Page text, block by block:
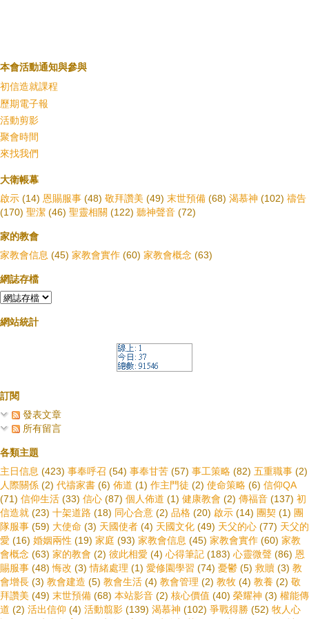
本會活動通知與參與
初信造就課程
歷期電子報
活動剪影
聚會時間
來找我們
大衛帳幕
啟示 (14) 恩賜服事 (48) 敬拜讚美 (49) 末世預備 (68) 渴慕神 (102) 禱告
(170) 聖潔 (46) 聖靈相關 (122) 聽神聲音 (72)
家的教會
家教會信息 (45) 家教會實作 (60) 家教會概念 (63)
網誌存檔
網站統計
訂閱
發表文章
所有留言
各類主題
主日信息 (423) 事奉呼召 (54) 事奉甘苦 (57) 事工策略 (82) 五重職事 (2)
人際關係 (2) 代禱家書 (6) 佈道 (1) 作主門徒 (2) 使命策略 (6) 信仰QA
(71) 信仰生活 (33) 信心 (87) 個人佈道 (1) 健康教會 (2) 傳福音 (137) 初
信造就 (23) 十架道路 (18) 同心合意 (2) 品格 (20) 啟示 (14) 團契 (1) 團
隊服事 (59) 大使命 (3) 天國使者 (4) 天國文化 (49) 天父的心 (77) 天父的
愛 (16) 婚姻兩性 (19) 家庭 (93) 家教會信息 (45) 家教會實作 (60) 家教
會概念 (63) 家的教會 (2) 彼此相愛 (4) 心得筆記 (183) 心靈微聲 (86) 恩
賜服事 (48) 悔改 (3) 情緒處理 (1) 愛修園學習 (74) 憂鬱 (5) 救贖 (3) 教
會增長 (3) 教會建造 (5) 教會生活 (4) 教會管理 (2) 教牧 (4) 教養 (2) 敬
拜讚美 (49) 末世預備 (68) 本站影音 (2) 核心價值 (40) 榮耀神 (3) 權能傳
道 (2) 活出信仰 (4) 活動翦影 (139) 渴慕神 (102) 爭戰得勝 (52) 牧人心